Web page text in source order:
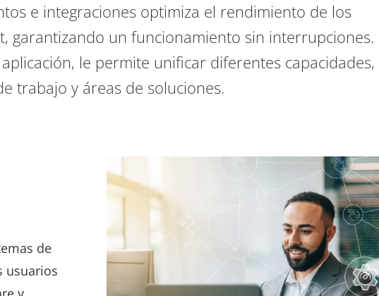
e integraciones optimiza el rendimiento de los
garantizando un funcionamiento sin interrupciones.
le permite unificar diferentes capacidades,
trabajo y áreas de soluciones.
de
usuarios